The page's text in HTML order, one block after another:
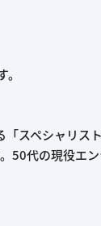
スペシャリス
50代の現役エ